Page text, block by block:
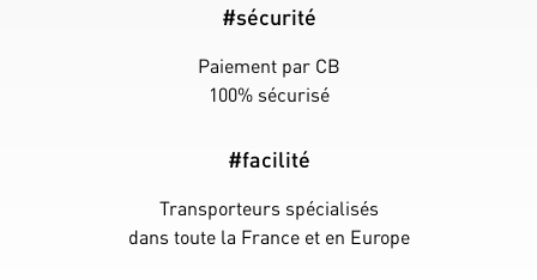
#sécurité
Paiement par CB
100% sécurisé
#facilité
Transporteurs spécialisés
dans toute la France et en Europe